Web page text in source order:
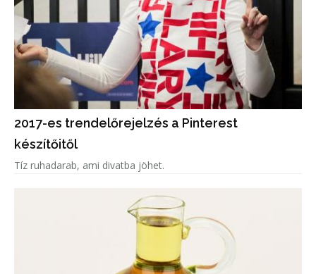
2017-es trendelőrejelzés a Pinterest
készítőitől
Tíz ruhadarab, ami divatba jöhet.